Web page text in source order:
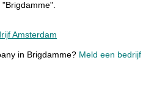
Amsterdam
in Brigdamme? Meld een bedrijf